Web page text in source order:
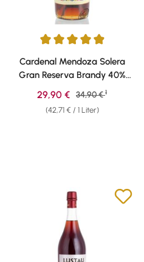
Durchschnittliche Bewertung
Cardenal Mendoza Solera
Gran Reserva Brandy 40%
vol. 0,70l
(42,71 € / 1 Liter)
Verkaufspreis:
29,90 € Regulärer Preis:
34,90 € 1